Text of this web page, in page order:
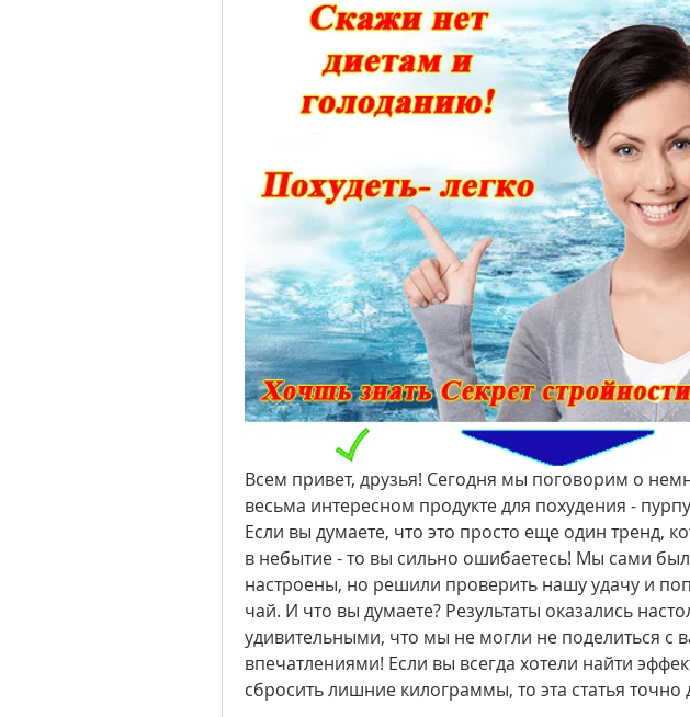
Всем привет, друзья! Сегодня мы поговорим о
весьма интересном продукте для похудения -
Если вы думаете, что это просто еще один тренд,
в небытие - то вы сильно ошибаетесь! Мы сами
настроены, но решили проверить нашу удачу и
чай. И что вы думаете? Результаты оказались
удивительными, что мы не могли не поделиться с
впечатлениями! Если вы всегда хотели найти
сбросить лишние килограммы, то эта статья точно